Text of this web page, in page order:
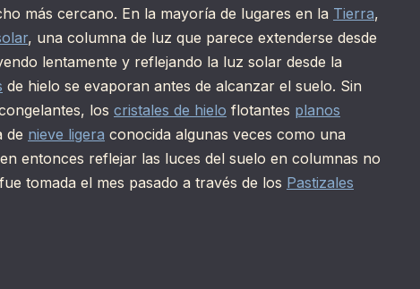
más cercano. En la mayoría de lugares en la Tierra,
, una columna de luz que parece extenderse desde
lentamente y reflejando la luz solar desde la
de hielo se evaporan antes de alcanzar el suelo. Sin
los cristales de hielo flotantes planos
de nieve ligera conocida algunas veces como una
entonces reflejar las luces del suelo en columnas no
tomada el mes pasado a través de los Pastizales